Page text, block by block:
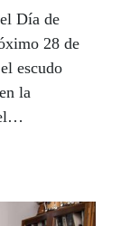
Día de
28 de
escudo
la
contribuir a